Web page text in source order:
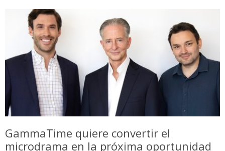
GammaTime quiere convertir el
microdrama en la próxima oportunidad